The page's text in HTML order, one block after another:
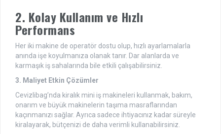
2. Kolay Kullanım ve Hızlı
Performans
Her iki makine de operatör dostu olup, hızlı ayarlamalarla
anında işe koyulmanıza olanak tanır. Dar alanlarda ve
karmaşık iş sahalarında bile etkili çalışabilirsiniz.
3. Maliyet Etkin Çözümler
Cevizlibag’nda kiralık mini iş makineleri kullanmak, bakım,
onarım ve büyük makinelerin taşıma masraflarından
kaçınmanızı sağlar. Ayrıca sadece ihtiyacınız kadar süreyle
kiralayarak, bütçenizi de daha verimli kullanabilirsiniz.